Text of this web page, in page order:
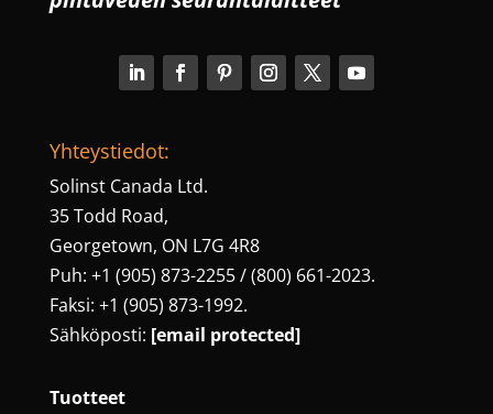
Yhteystiedot:
Solinst Canada Ltd.
35 Todd Road,
Georgetown, ON L7G 4R8
Puh: +1 (905) 873-2255 / (800) 661-2023.
Faksi: +1 (905) 873-1992.
Sähköposti: [email protected]
Tuotteet